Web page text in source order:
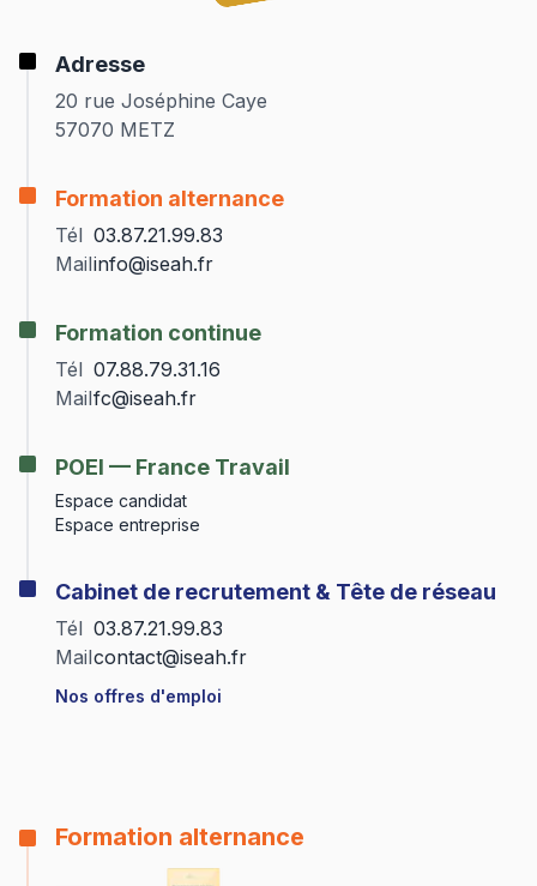
Adresse
20 rue Joséphine Caye
57070 METZ
Formation alternance
Tél 03.87.21.99.83
Mailinfo@iseah.fr
Formation continue
Tél 07.88.79.31.16
Mailfc@iseah.fr
POEI — France Travail
Espace candidat
Espace entreprise
Cabinet de recrutement & Tête de réseau
Tél 03.87.21.99.83
Mailcontact@iseah.fr
Nos offres d'emploi
Formation alternance